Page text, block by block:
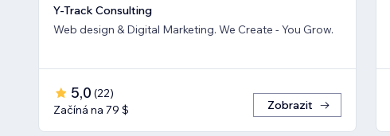
Y-Track Consulting
Web design & Digital Marketing. We Create - You Grow.
5,0 (22)
Začíná na 79 $
Zobrazit